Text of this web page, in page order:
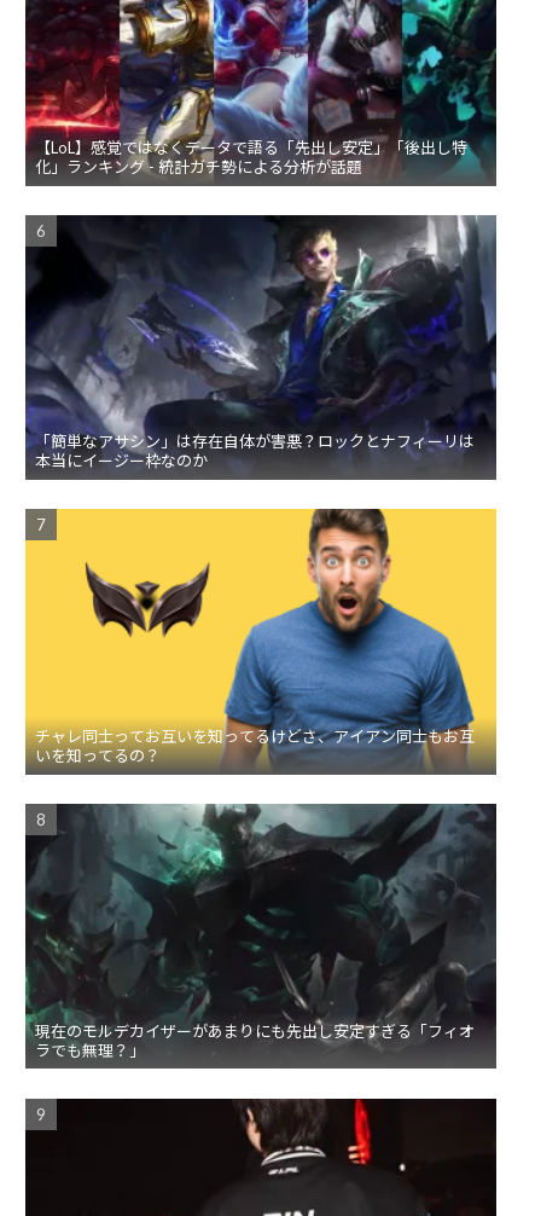
【LoL】感覚ではなくデータで語る「先出し安定」「後出し特
化」ランキング - 統計ガチ勢による分析が話題
「簡単なアサシン」は存在自体が害悪？ロックとナフィーリは
本当にイージー枠なのか
チャレ同士ってお互いを知ってるけどさ、アイアン同士もお互
いを知ってるの？
現在のモルデカイザーがあまりにも先出し安定すぎる「フィオ
ラでも無理？」